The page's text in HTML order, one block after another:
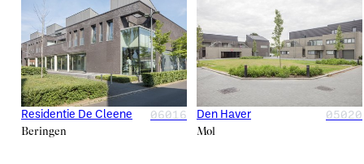
Residentie De Cleene
06016
Beringen
Den Haver
05020
Mol